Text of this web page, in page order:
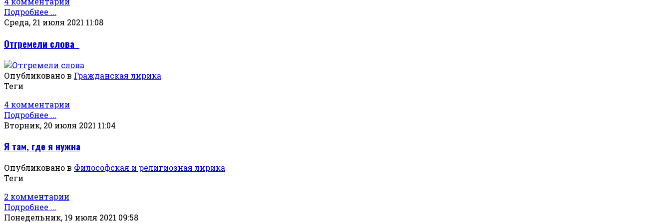
Подробнее ...
Среда, 21 июля 2021 11:08
Отгремели слова
Опубликовано в Гражданская лирика
Теги
4 комментарии
Подробнее ...
Вторник, 20 июля 2021 11:04
Я там, где я нужна
Опубликовано в Философская и религиозная лирика
Теги
2 комментарии
Подробнее ...
Понедельник, 19 июля 2021 09:58